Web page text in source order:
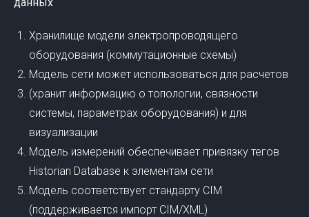
Хранилище модели электропроводящего
оборудования (коммутационные схемы)
Модель сети может использоваться для расчетов
(хранит информацию о топологии, связности
системы, параметрах оборудования) и для
визуализации
​Модель измерений обеспечивает привязку тегов
Historian Database к элементам сети
​Модель соответствует стандарту CIM
(поддерживается импорт CIM/XML)